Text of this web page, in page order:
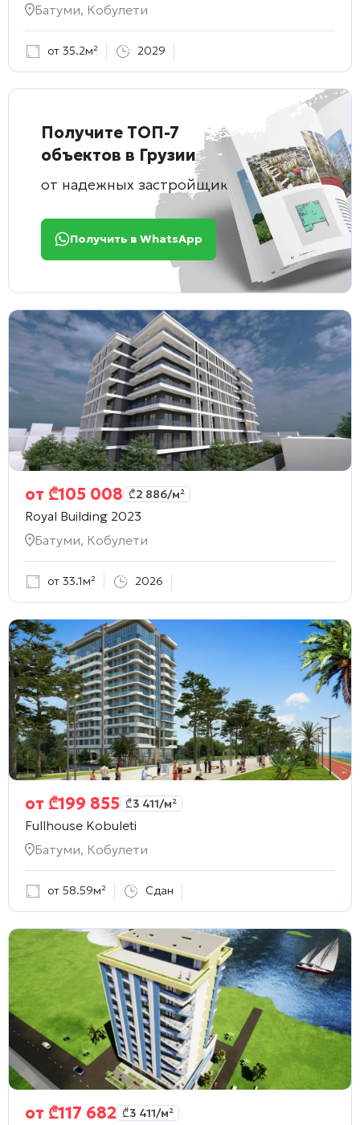
Батуми, Кобулети
от 35.2м² 2029
Получите ТОП-7
объектов в Грузии
от надежных застройщиков
Получить в WhatsApp
от ₾105 008 ₾2 886/м²
Royal Building 2023
Батуми, Кобулети
от 33.1м² 2026
от ₾199 855 ₾3 411/м²
Fullhouse Kobuleti
Батуми, Кобулети
от 58.59м² Сдан
от ₾117 682 ₾3 411/м²